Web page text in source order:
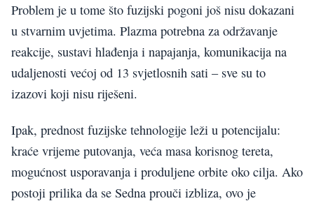
Problem je u tome što fuzijski pogoni još nisu dokazani
u stvarnim uvjetima. Plazma potrebna za održavanje
reakcije, sustavi hlađenja i napajanja, komunikacija na
udaljenosti većoj od 13 svjetlosnih sati – sve su to
izazovi koji nisu riješeni.
Ipak, prednost fuzijske tehnologije leži u potencijalu:
kraće vrijeme putovanja, veća masa korisnog tereta,
mogućnost usporavanja i produljene orbite oko cilja. Ako
postoji prilika da se Sedna prouči izbliza, ovo je